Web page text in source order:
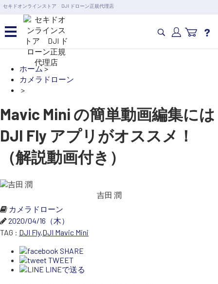
セキドオンラインストア DJI ドローン正規代理店
営業日の15時まで即日出荷
6,000円以上のご購入で送料無料！ポイント1%還元 >>
カメラドローン・生活家電
業務用ドローン・業務関連
製品
水中ドローン(ROV)・水中スクーター
講習会･国家資格･WEBセミナー
スペシャルコンテンツ
サポート・Q&A / 法人・学生のお客様
ホーム>
カメラドローン
>
Mavic Mini の簡単動画編集には
DJI Fly アプリがオススメ！
（解説動画付き）
吉田 潤
カメラドローン
2020/04/16（木）
TAG : DJI Fly,DJI Mavic Mini
SHARE
TWEET
LINEで送る